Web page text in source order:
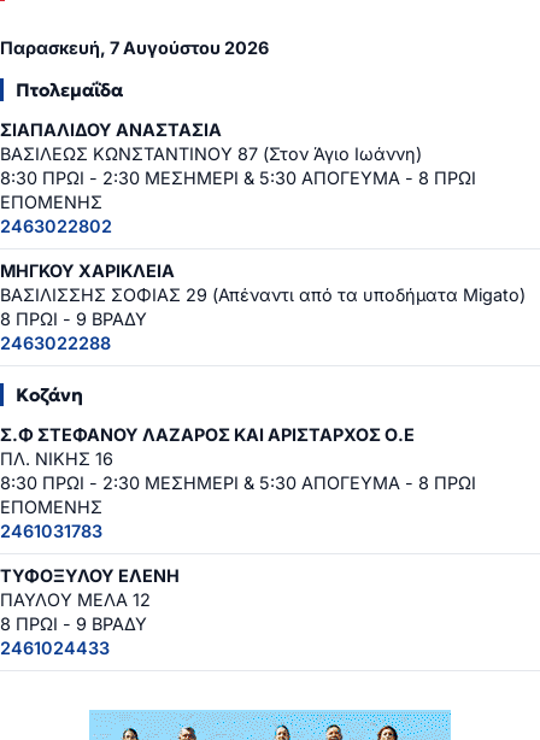
Παρασκευή, 7 Αυγούστου 2026
Πτολεμαΐδα
ΣΙΑΠΑΛΙΔΟΥ ΑΝΑΣΤΑΣΙΑ
ΒΑΣΙΛΕΩΣ ΚΩΝΣΤΑΝΤΙΝΟΥ 87 (Στον Άγιο Ιωάννη)
8:30 ΠΡΩΙ - 2:30 ΜΕΣΗΜΕΡΙ & 5:30 ΑΠΟΓΕΥΜΑ - 8 ΠΡΩΙ
ΕΠΟΜΕΝΗΣ
2463022802
ΜΗΓΚΟΥ ΧΑΡΙΚΛΕΙΑ
ΒΑΣΙΛΙΣΣΗΣ ΣΟΦΙΑΣ 29 (Απέναντι από τα υποδήματα Migato)
8 ΠΡΩΙ - 9 ΒΡΑΔΥ
2463022288
Κοζάνη
Σ.Φ ΣΤΕΦΑΝΟΥ ΛΑΖΑΡΟΣ ΚΑΙ ΑΡΙΣΤΑΡΧΟΣ Ο.Ε
ΠΛ. ΝΙΚΗΣ 16
8:30 ΠΡΩΙ - 2:30 ΜΕΣΗΜΕΡΙ & 5:30 ΑΠΟΓΕΥΜΑ - 8 ΠΡΩΙ
ΕΠΟΜΕΝΗΣ
2461031783
ΤΥΦΟΞΥΛΟΥ ΕΛΕΝΗ
ΠΑΥΛΟΥ ΜΕΛΑ 12
8 ΠΡΩΙ - 9 ΒΡΑΔΥ
2461024433